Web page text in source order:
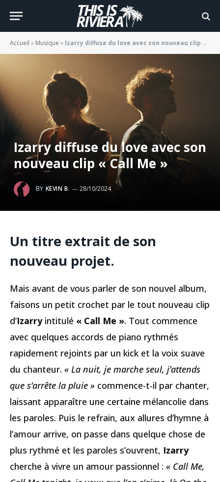
Accueil » Musique » Izarry diffuse du love avec son nouveau clip « Call Me »
Izarry diffuse du love avec son
nouveau clip « Call Me »
BY KEVIN B. 28/10/2024
Un titre extrait de son
nouveau projet.
Mais avant de vous parler de son nouvel album,
faisons un petit crochet par le tout nouveau clip
d’Izarryintitulé « Call Me ». Tout commence
avec quelques accords de piano rythmés
rapidement rejoints par un kick et la voix suave
du chanteur. « La nuit, je marche seul, j’attends
que s’arrête la pluie » commence-t-il par chanter,
laissant apparaître une certaine mélancolie dans
les paroles. Puis le refrain, aux allures d’hymne à
l’amour arrive, on passe dans quelque chose de
plus rythmé et les paroles s’ouvrent, Izarry
cherche à vivre un amour passionnel : « Call Me,